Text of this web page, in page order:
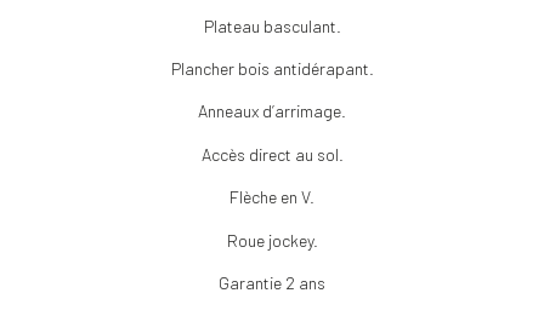
Plateau basculant.
Plancher bois antidérapant.
Anneaux d’arrimage.
Accès direct au sol.
Flèche en V.
Roue jockey.
Garantie 2 ans